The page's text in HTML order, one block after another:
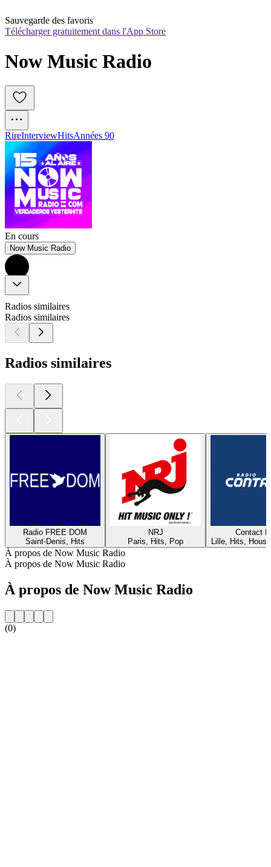
Sauvegarde des favoris
Télécharger gratuitement dans l'App Store
Now Music Radio
RireInterviewHitsAnnées 90
En cours
Now Music Radio
Radios similaires
Radios similaires
Radios similaires
Radio FREE DOM
Saint-Denis, Hits
NRJ
Paris, Hits, Pop
Contact
Lille, Hits,
À propos de Now Music Radio
À propos de Now Music Radio
À propos de Now Music Radio
(0)